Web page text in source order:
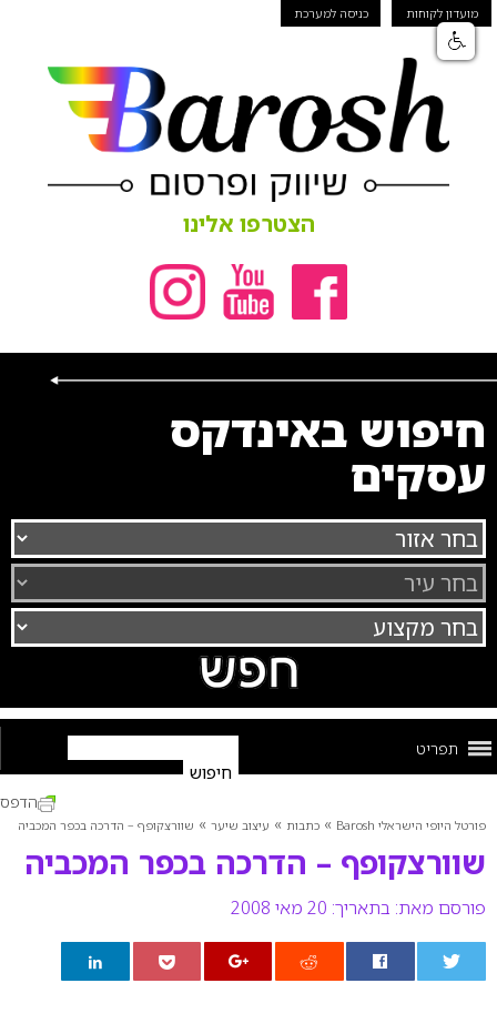
מועדון לקוחות כניסה למערכת
הצטרפו אלינו
חיפוש באינדקס
עסקים
תפריט
פורטל היופי הישראלי Barosh » כתבות » עיצוב שיער » שוורצקופף – הדרכה בכפר המכביה
שוורצקופף – הדרכה בכפר המכביה
פורסם מאת: בתאריך: 20 מאי 2008
הדפס